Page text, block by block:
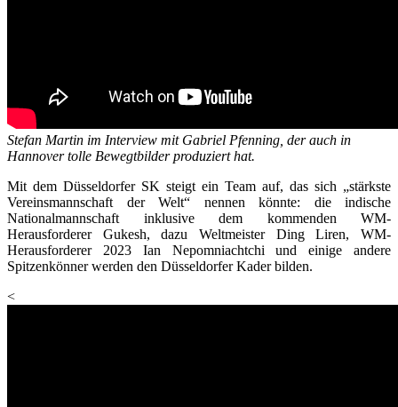
Stefan Martin im Interview mit Gabriel Pfenning, der auch in
Hannover tolle Bewegtbilder produziert hat.
Mit dem Düsseldorfer SK steigt ein Team auf, das sich „stärkste
Vereinsmannschaft der Welt“ nennen könnte: die indische
Nationalmannschaft inklusive dem kommenden WM-
Herausforderer Gukesh, dazu Weltmeister Ding Liren, WM-
Herausforderer 2023 Ian Nepomniachtchi und einige andere
Spitzenkönner werden den Düsseldorfer Kader bilden.
<